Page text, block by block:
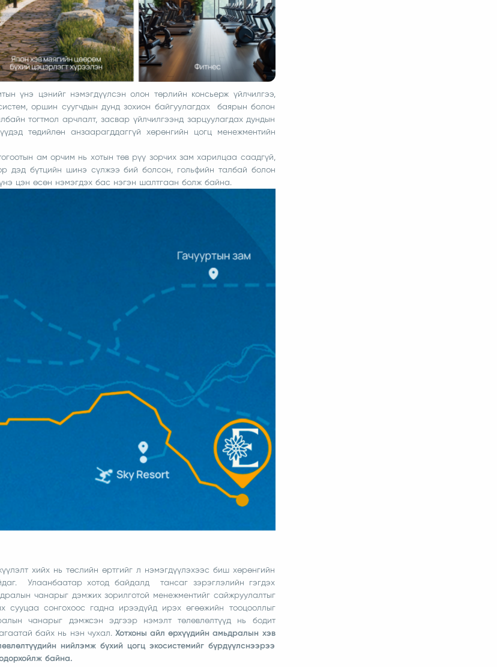
үнэ цэнийг нэмэгдүүлсэн олон төрлийн консьерж үйлчилгээ,
оршин суугчдын дунд зохион байгуулагдах баярын болон
тогтмол арчлалт, засвар үйлчилгээнд зарцуулагдах дундын
төдийлөн анзаарагддаггүй хөрөнгийн цогц менежментийн
ам орчим нь хотын төв рүү зорчих зам харилцаа саадгүй,
дэд бүтцийн шинэ сүлжээ бий болсон, гольфийн талбай болон
цэн өсөн нэмэгдэх бас нэгэн шалтгаан болж байна.
хийх нь төслийн өртгийг л нэмэгдүүлэхээс биш хөрөнгийн
Улаанбаатар хотод байдалд тансаг зэрэглэлийн гэгдэх
чанарыг дэмжих зорилготой менежментийг сайжруулалтыг
сууцаа сонгохоос гадна ирээдүйд ирэх өгөөжийн тооцооллыг
чанарыг дэмжсэн эдгээр нэмэлт төлөвлөлтүүд нь бодит
байх нь нэн чухал. Хотхоны айл өрхүүдийн амьдралын хэв
нийлэмж бүхий цогц экосистемийг бүрдүүлснээрээ
байна.